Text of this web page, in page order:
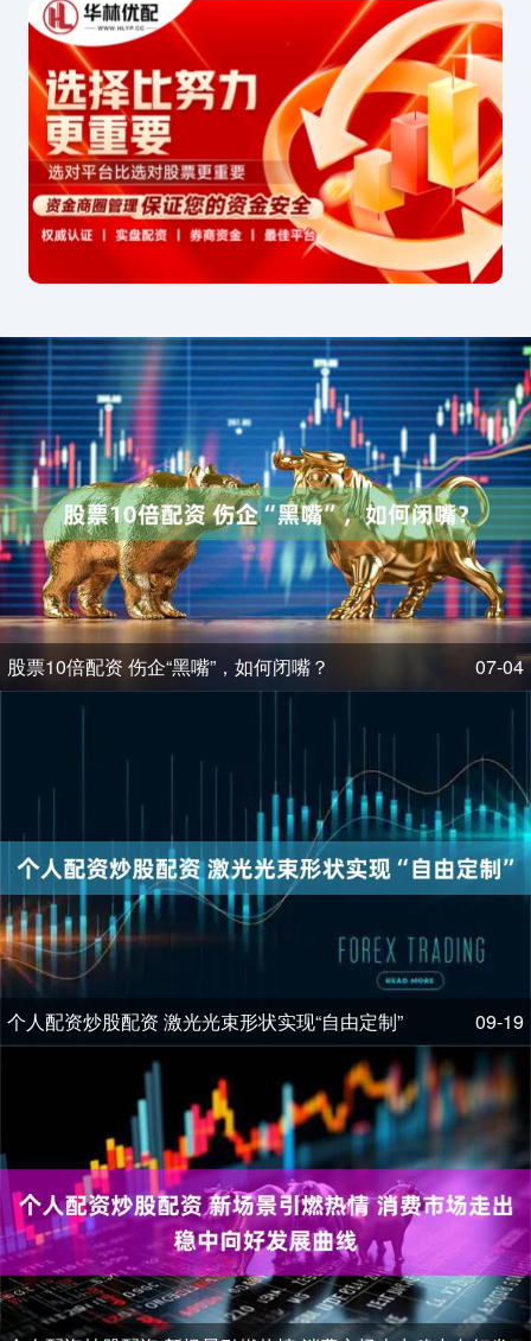
股票10倍配资 伤企“黑嘴”，如何闭嘴？ 07-04
个人配资炒股配资 激光光束形状实现“自由定制” 09-19